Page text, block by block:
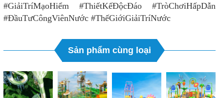
#GiảiTríMạoHiểm #ThiếtKếĐộcĐáo #TròChơiHấpDẫn
#ĐầuTưCôngViênNước #ThếGiớiGiảiTríNước
Sản phẩm cùng loại